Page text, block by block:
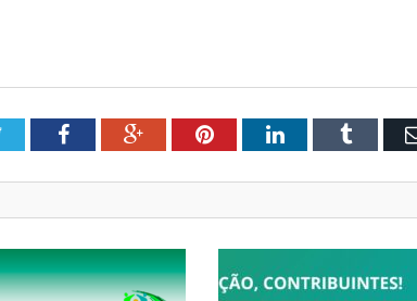
TwitterFacebookGoogle+PinterestLinkedInTumblr